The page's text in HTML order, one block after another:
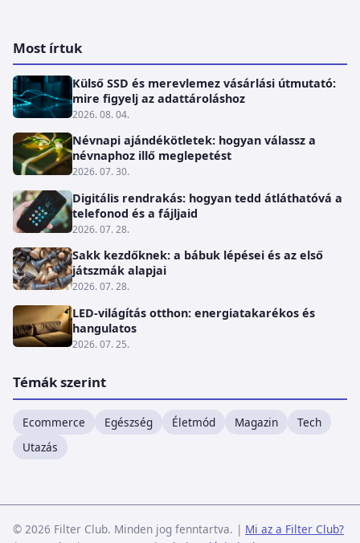
Most írtuk
Külső SSD és merevlemez vásárlási útmutató:
mire figyelj az adattároláshoz
2026. 08. 04.
Névnapi ajándékötletek: hogyan válassz a
névnaphoz illő meglepetést
2026. 07. 30.
Digitális rendrakás: hogyan tedd átláthatóvá a
telefonod és a fájljaid
2026. 07. 28.
Sakk kezdőknek: a bábuk lépései és az első
játszmák alapjai
2026. 07. 28.
LED-világítás otthon: energiatakarékos és
hangulatos
2026. 07. 25.
Témák szerint
Ecommerce Egészség Életmód Magazin
Tech
Utazás
© 2026 Filter Club. Minden jog fenntartva. | Mi az a Filter Club?